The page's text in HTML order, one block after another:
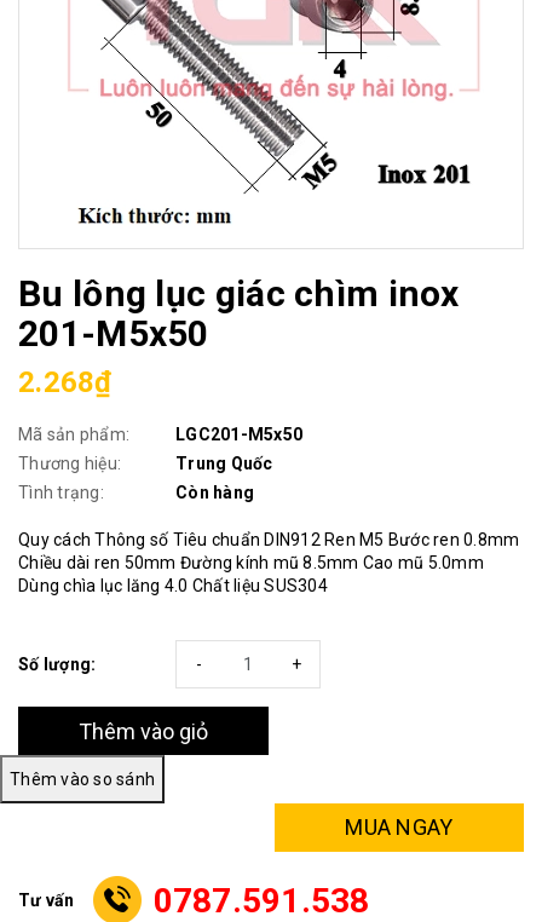
Bu lông lục giác chìm inox
201-M5x50
2.268₫
Mã sản phẩm:
LGC201-M5x50
Thương hiệu:
Trung Quốc
Tình trạng:
Còn hàng
Quy cách Thông số Tiêu chuẩn DIN912 Ren M5 Bước ren 0.8mm
Chiều dài ren 50mm Đường kính mũ 8.5mm Cao mũ 5.0mm
Dùng chìa lục lăng 4.0 Chất liệu SUS304
Số lượng: +
-
Thêm vào giỏ
MUA NGAY
Tư vấn 0787.591.538